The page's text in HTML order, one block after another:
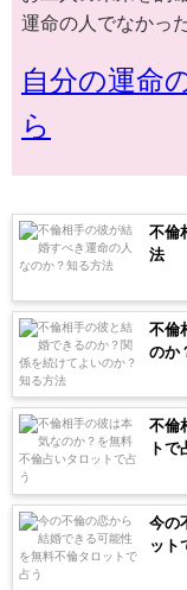
運命の人でなかっ
自分の運命
ら
不倫
法
不倫
のか
不倫
トで
今の
ット